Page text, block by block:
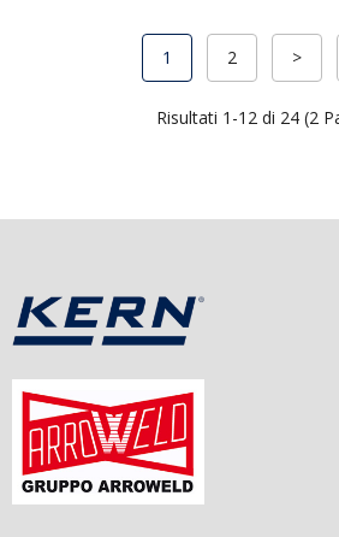
1 2 >
Risultati 1-12 di 24 (2